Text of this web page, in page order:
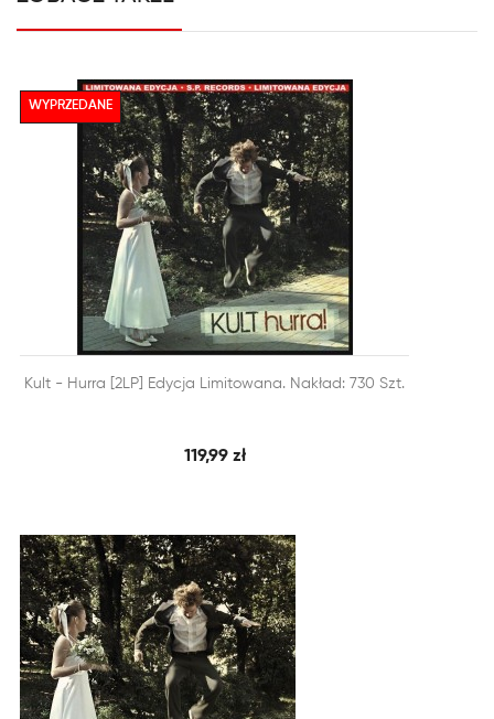
 DODAJ DO KOSZYKA SZYBKI PODGLĄD
Kult - Hurra [2LP] Edycja Limitowana. Nakład: 730 Szt.
119,99 zł
WYPRZEDANE